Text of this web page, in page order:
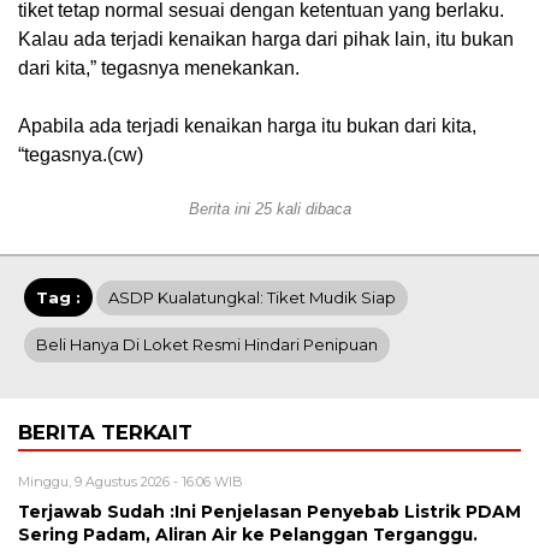
tiket tetap normal sesuai dengan ketentuan yang berlaku.
Kalau ada terjadi kenaikan harga dari pihak lain, itu bukan
dari kita,” tegasnya menekankan.
Apabila ada terjadi kenaikan harga itu bukan dari kita,
“tegasnya.(cw)
Berita ini 25 kali dibaca
Tag : ASDP Kualatungkal: Tiket Mudik Siap
Beli Hanya Di Loket Resmi Hindari Penipuan
BERITA TERKAIT
Minggu, 9 Agustus 2026 - 16:06 WIB
Terjawab Sudah :Ini Penjelasan Penyebab Listrik PDAM
Sering Padam, Aliran Air ke Pelanggan Terganggu.